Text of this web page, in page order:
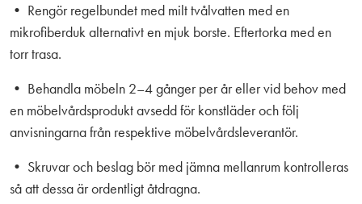
• Rengör regelbundet med milt tvålvatten med en
mikrofiberduk alternativt en mjuk borste. Eftertorka med en
torr trasa.
• Behandla möbeln 2–4 gånger per år eller vid behov med
en möbelvårdsprodukt avsedd för konstläder och följ
anvisningarna från respektive möbelvårdsleverantör.
• Skruvar och beslag bör med jämna mellanrum kontrolleras
så att dessa är ordentligt åtdragna.